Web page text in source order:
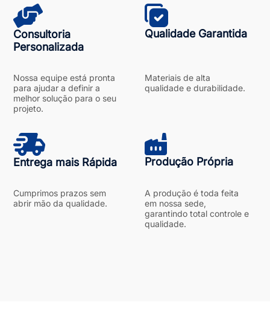
Consultoria
Personalizada
Qualidade Garantida
Entrega mais Rápida Produção Própria
Nossa equipe está pronta
para ajudar a definir a
melhor solução para o seu
projeto.
Materiais de alta
qualidade e durabilidade.
Cumprimos prazos sem
abrir mão da qualidade.
A produção é toda feita
em nossa sede,
garantindo total controle e
qualidade.